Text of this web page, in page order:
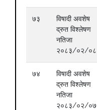
७३
विषादी अवशेष
द्रुत विश्लेषण
नतिजा
२०८३/०२/०८
७४
विषादी अवशेष
द्रुत विश्लेषण
नतिजा
२०८३/०२/०७